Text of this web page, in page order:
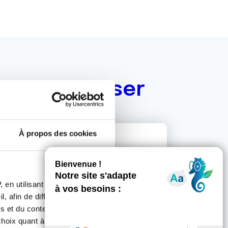
À propos des cookies
en utilisant des
afin de diffuser des
du contenu, ainsi que de
quant à l'utilisation de
intéresser
MAI 2022
du 1er espace sans